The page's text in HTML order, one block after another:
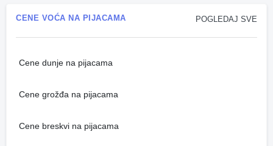
POGLEDAJ SVE
CENE VOĆA NA PIJACAMA
Cene dunje na pijacama
Cene grožđa na pijacama
Cene breskvi na pijacama